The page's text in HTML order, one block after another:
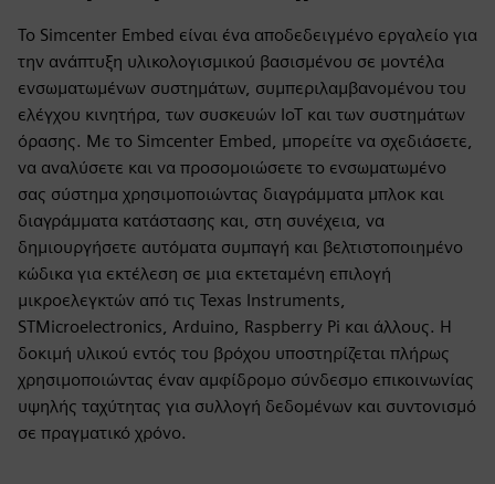
Το Simcenter Embed είναι ένα αποδεδειγμένο εργαλείο για
την ανάπτυξη υλικολογισμικού βασισμένου σε μοντέλα
ενσωματωμένων συστημάτων, συμπεριλαμβανομένου του
ελέγχου κινητήρα, των συσκευών IoT και των συστημάτων
όρασης. Με το Simcenter Embed, μπορείτε να σχεδιάσετε,
να αναλύσετε και να προσομοιώσετε το ενσωματωμένο
σας σύστημα χρησιμοποιώντας διαγράμματα μπλοκ και
διαγράμματα κατάστασης και, στη συνέχεια, να
δημιουργήσετε αυτόματα συμπαγή και βελτιστοποιημένο
κώδικα για εκτέλεση σε μια εκτεταμένη επιλογή
μικροελεγκτών από τις Texas Instruments,
STMicroelectronics, Arduino, Raspberry Pi και άλλους. Η
δοκιμή υλικού εντός του βρόχου υποστηρίζεται πλήρως
χρησιμοποιώντας έναν αμφίδρομο σύνδεσμο επικοινωνίας
υψηλής ταχύτητας για συλλογή δεδομένων και συντονισμό
σε πραγματικό χρόνο.